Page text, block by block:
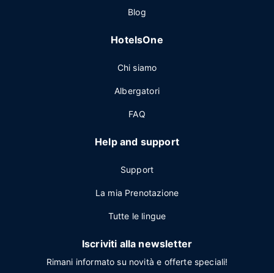
Blog
HotelsOne
Chi siamo
Albergatori
FAQ
Help and support
Support
La mia Prenotazione
Tutte le lingue
Iscriviti alla newsletter
Rimani informato su novità e offerte speciali!